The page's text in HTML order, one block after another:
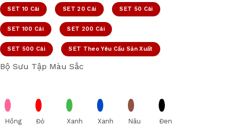
SET 10 Cái SET 20 Cái SET 50 Cái
SET 100 Cái SET 200 Cái
SET 500 Cái SET Theo Yêu Cầu Sản Xuất
Bộ Sưu Tập Màu Sắc
Hồng Đỏ
Xanh
Xanh
Nâu Đen